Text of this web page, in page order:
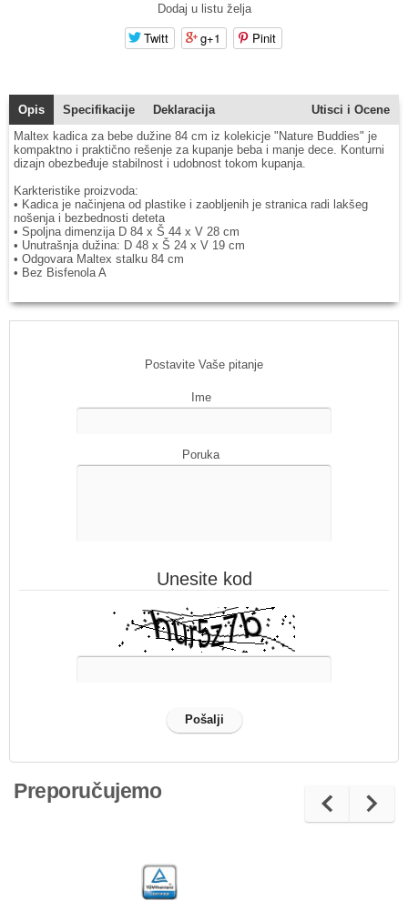
Dodaj u listu želja
Twitt g+1 Pinit
Opis Specifikacije Deklaracija
Utisci i Ocene
Maltex kadica za bebe dužine 84 cm iz kolekicje "Nature Buddies" je
kompaktno i praktično rešenje za kupanje beba i manje dece. Konturni
dizajn obezbeđuje stabilnost i udobnost tokom kupanja.
Karkteristike proizvoda:
• Kadica je načinjena od plastike i zaobljenih je stranica radi lakšeg
nošenja i bezbednosti deteta
• Spoljna dimenzija D 84 x Š 44 x V 28 cm
• Unutrašnja dužina: D 48 x Š 24 x V 19 cm
• Odgovara Maltex stalku 84 cm
• Bez Bisfenola A
Postavite Vaše pitanje
Ime
Poruka
Unesite kod
Preporučujemo